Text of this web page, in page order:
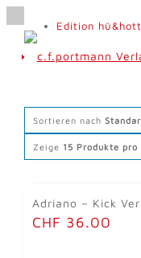
Edition hü&hott
NEWS
Sortieren nach
Zeige 15 Produkte pro
Adriano – Kick
CHF 36.00